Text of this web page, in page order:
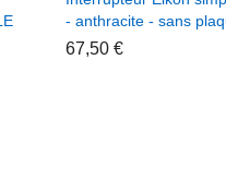
- anthracite - sans
67,50 €